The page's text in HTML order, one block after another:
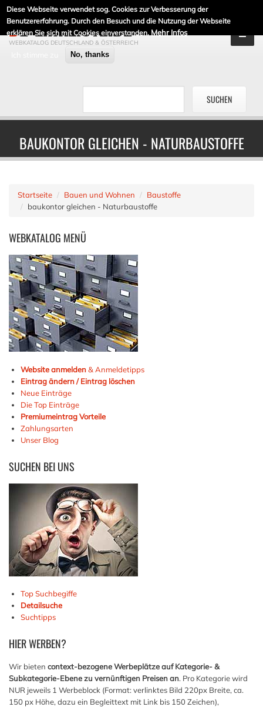
Diese Webseite verwendet sog. Cookies zur Verbesserung der
Benutzererfahrung. Durch den Besuch und die Nutzung der Webseite
erklären Sie sich mit Cookies einverstanden. Mehr Infos
No, thanks
DE-LINKLISTE.DE
WEBKATALOG DEUTSCHLAND & ÖSTERREICH
BAUKONTOR GLEICHEN - NATURBAUSTOFFE
Startseite Bauen und Wohnen
Baustoffe
baukontor gleichen - Naturbaustoffe
WEBKATALOG MENÜ
Website anmelden& Anmeldetipps
Eintrag ändern / Eintrag löschen
Neue Einträge
Die Top Einträge
Premiumeintrag Vorteile
Zahlungsarten
Unser Blog
SUCHEN BEI UNS
Top Suchbegiffe
Detailsuche
Suchtipps
HIERWERBEN?
Wir bieten context-bezogene Werbeplätze auf Kategorie- &
Subkategorie-Ebene zu vernünftigen Preisen an. Pro Kategorie wird
NUR jeweils 1 Werbeblock (Format: verlinktes Bild 220px Breite, ca.
150 px Höhe, dazu ein Begleittext mit Link bis 150 Zeichen),